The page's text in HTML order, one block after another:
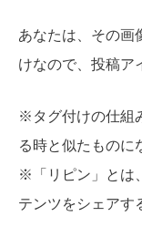
あなたは、その画
けなので、投稿ア
※タグ付けの仕組
る時と似たものに
※「リピン」とは
テンツをシェアす